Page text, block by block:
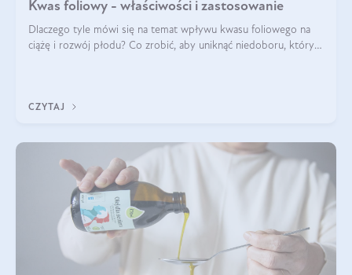
Kwas foliowy - właściwości i zastosowanie
Dlaczego tyle mówi się na temat wpływu kwasu foliowego na
ciążę i rozwój płodu? Co zrobić, aby uniknąć niedoboru, który
CZYTAJ